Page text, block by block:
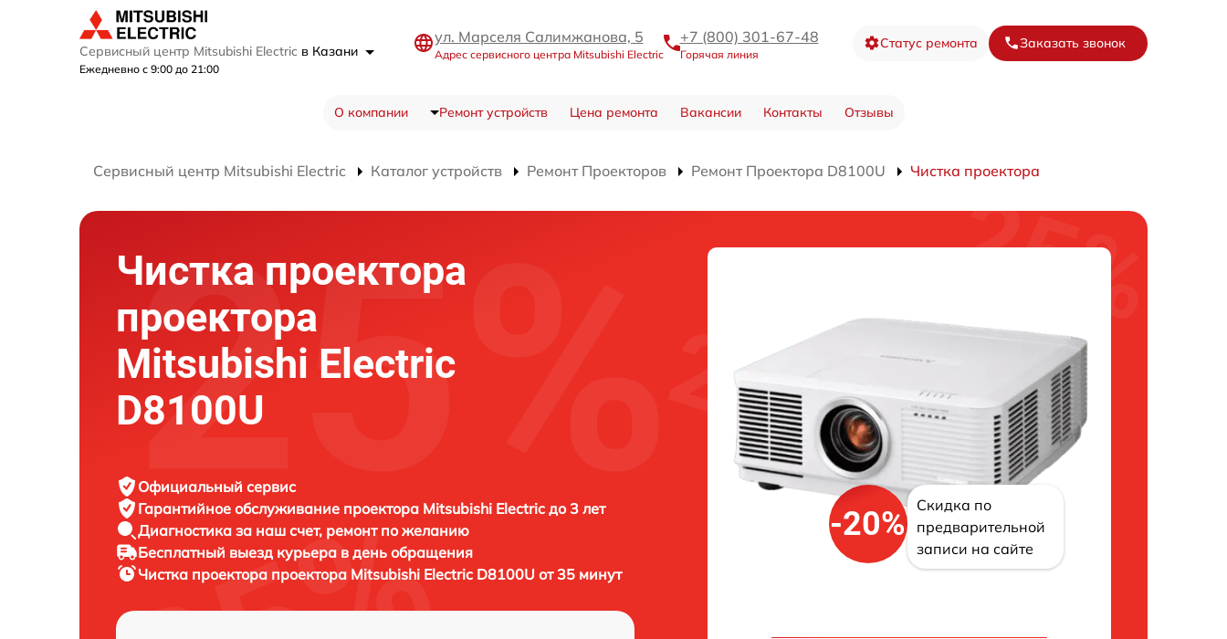
Сервисный центр Mitsubishi Electric в Казани
Ежедневно с 9:00 до 21:00
ул. Марселя Салимжанова, 5
Адрес сервисного центра Mitsubishi Electric
+7 (800) 301-67-48
Горячая линия
Статус ремонта Заказать звонок
О компании Ремонт устройств Цена ремонта Вакансии Контакты Отзывы
Сервисный центр Mitsubishi Electric Каталог устройств Ремонт Проекторов Ремонт Проектора D8100U Чистка проектора
Чистка проектора
проектора
Mitsubishi Electric
D8100U
Официальный сервис
Гарантийное обслуживание проектора Mitsubishi Electric до 3 лет
Диагностика за наш счет, ремонт по желанию
Бесплатный выезд курьера в день обращения
Чистка проектора проектора Mitsubishi Electric D8100U от 35 минут
-20%
Скидка по
предварительной
записи на сайте